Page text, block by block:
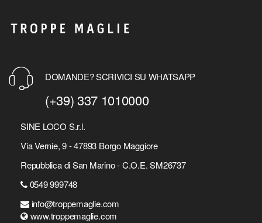
DOMANDE? SCRIVICI SU WHATSAPP
(+39) 337 1010000
SINE LOCO S.r.l.
Via Vernie, 9 - 47893 Borgo Maggiore
Repubblica di San Marino - C.O.E. SM26737
0549 999748
info@troppemaglie.com
www.troppemaglie.com